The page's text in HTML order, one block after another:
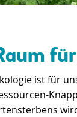
ist für